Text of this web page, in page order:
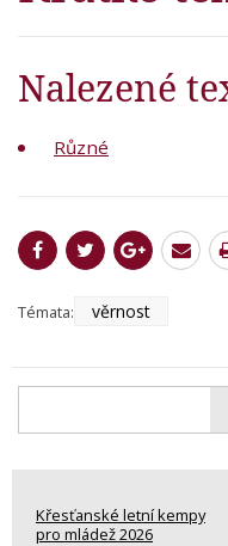
Nalezené
Různé
Témata: věrnost
Křesťanské letní kempy
pro mládež 2026